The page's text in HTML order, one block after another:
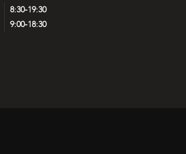
8:30-19:30
9:00-18:30